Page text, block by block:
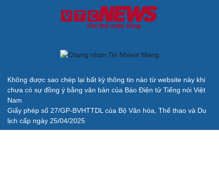
Chuyện gì sẽ xảy ra nếu phát xít Đức xâm lược Anh vào
Tại sao Mỹ bất ngờ ngừng ném bom Iran dù ông
Trump từng rất cả quyết?
Biệt đội UAV tử thần của Ukraine chuyên tấn công tàu
Nga trên biển